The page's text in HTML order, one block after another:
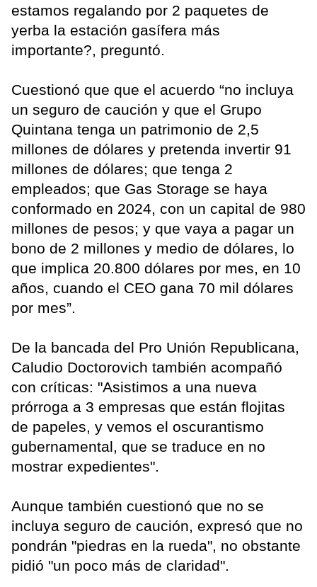
estamos regalando por 2 paquetes de
yerba la estación gasífera más
importante?, preguntó.
Cuestionó que que el acuerdo “no incluya
un seguro de caución y que el Grupo
Quintana tenga un patrimonio de 2,5
millones de dólares y pretenda invertir 91
millones de dólares; que tenga 2
empleados; que Gas Storage se haya
conformado en 2024, con un capital de 980
millones de pesos; y que vaya a pagar un
bono de 2 millones y medio de dólares, lo
que implica 20.800 dólares por mes, en 10
años, cuando el CEO gana 70 mil dólares
por mes”.
De la bancada del Pro Unión Republicana,
Caludio Doctorovich también acompañó
con críticas: "Asistimos a una nueva
prórroga a 3 empresas que están flojitas
de papeles, y vemos el oscurantismo
gubernamental, que se traduce en no
mostrar expedientes".
Aunque también cuestionó que no se
incluya seguro de caución, expresó que no
pondrán "piedras en la rueda", no obstante
pidió "un poco más de claridad".